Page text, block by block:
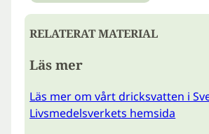
RELATERAT MATERIAL
Läs mer
Läs mer om vårt dricksvatten i
Livsmedelsverkets hemsida